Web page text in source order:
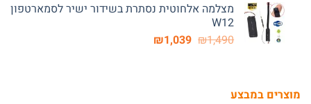
היה:
הוא:
מצלמה אלחוטית נסתרת בשידור ישיר לסמארטפון
W12
₪1,490
המחיר₪1,039
המחיר
מוצרים במבצע